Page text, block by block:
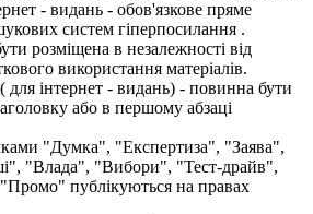
- видань - обов'язкове пряме
систем гіперпосилання .
розміщена в незалежності від
використання матеріалів.
для інтернет - видань) - повинна бути
або в першому абзаці
"Думка", "Експертиза", "Заява",
"Влада", "Вибори", "Тест-драйв",
публікуються на правах